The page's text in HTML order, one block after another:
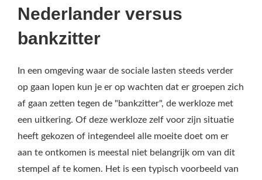
Nederlander versus
bankzitter
In een omgeving waar de sociale lasten steeds verder
op gaan lopen kun je er op wachten dat er groepen zich
af gaan zetten tegen de "bankzitter", de werkloze met
een uitkering. Of deze werkloze zelf voor zijn situatie
heeft gekozen of integendeel alle moeite doet om er
aan te ontkomen is meestal niet belangrijk om van dit
stempel af te komen. Het is een typisch voorbeeld van